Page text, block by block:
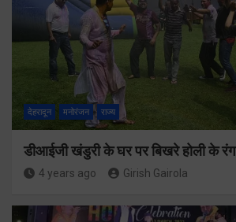
देहरादून मनोरंजन राज्य
डीआईजी खंडुरी के घर पर बिखरे होली के रंग
4 years ago Girish Gairola